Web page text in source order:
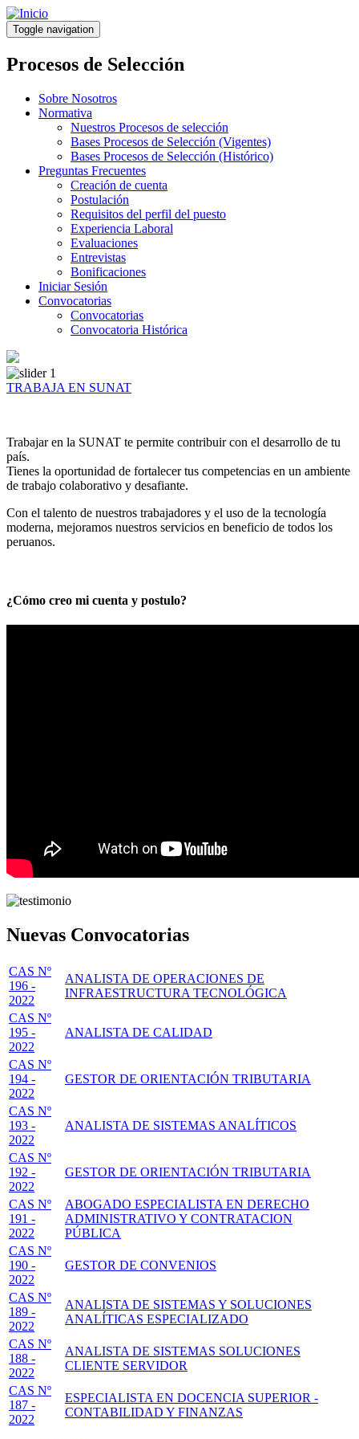
Pasar
al
contenido
principal
Toggle navigation
Procesos de Selección
Sobre Nosotros
Normativa
Nuestros Procesos de selección
Bases Procesos de Selección (Vigentes)
Bases Procesos de Selección (Histórico)
Preguntas Frecuentes
Creación de cuenta
Postulación
Requisitos del perfil del puesto
Experiencia Laboral
Evaluaciones
Entrevistas
Bonificaciones
Iniciar Sesión
Convocatorias
Convocatorias
Convocatoria Histórica
TRABAJA EN SUNAT
Trabajar en la SUNAT te permite contribuir con el desarrollo de tu
país.
Tienes la oportunidad de fortalecer tus competencias en un ambiente
de trabajo colaborativo y desafiante.
Con el talento de nuestros trabajadores y el uso de la tecnología
moderna, mejoramos nuestros servicios en beneficio de todos los
peruanos.
¿Cómo creo mi cuenta y postulo?
Nuevas Convocatorias
CAS Nº
196 -
2022
ANALISTA DE OPERACIONES DE
INFRAESTRUCTURA TECNOLÓGICA
CAS Nº
195 -
2022
ANALISTA DE CALIDAD
CAS Nº
194 -
2022
GESTOR DE ORIENTACIÓN TRIBUTARIA
CAS Nº
193 -
2022
ANALISTA DE SISTEMAS ANALÍTICOS
CAS Nº
192 -
2022
GESTOR DE ORIENTACIÓN TRIBUTARIA
CAS Nº
191 -
2022
ABOGADO ESPECIALISTA EN DERECHO
ADMINISTRATIVO Y CONTRATACION
PÚBLICA
CAS Nº
190 -
2022
GESTOR DE CONVENIOS
CAS Nº
189 -
2022
ANALISTA DE SISTEMAS Y SOLUCIONES
ANALÍTICAS ESPECIALIZADO
CAS Nº
188 -
2022
ANALISTA DE SISTEMAS SOLUCIONES
CLIENTE SERVIDOR
CAS Nº
187 -
2022
ESPECIALISTA EN DOCENCIA SUPERIOR -
CONTABILIDAD Y FINANZAS